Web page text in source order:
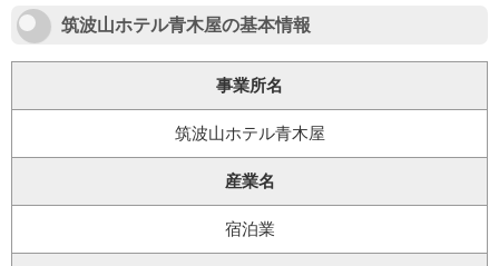
筑波山ホテル青木屋の基本情報
事業所名
筑波山ホテル青木屋
産業名
宿泊業